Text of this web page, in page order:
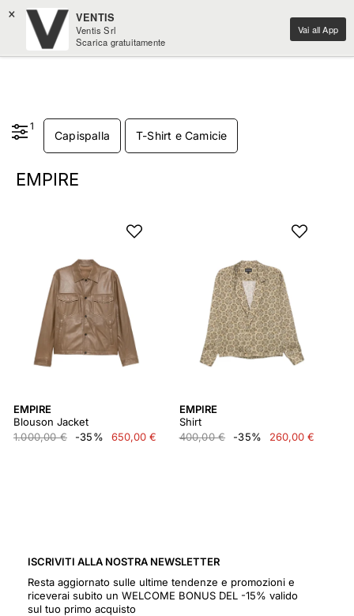
× VENTIS
Ventis Srl
Scarica gratuitamente
Vai all App
1
Capispalla T-Shirt e Camicie
EMPIRE
EMPIRE
Blouson Jacket
1.000,00 €
-35% 650,00 €
EMPIRE
Shirt
400,00 €
-35% 260,00 €
ISCRIVITI ALLA NOSTRA NEWSLETTER
Resta aggiornato sulle ultime tendenze e promozioni e
riceverai subito un WELCOME BONUS DEL -15% valido
sul tuo primo acquisto